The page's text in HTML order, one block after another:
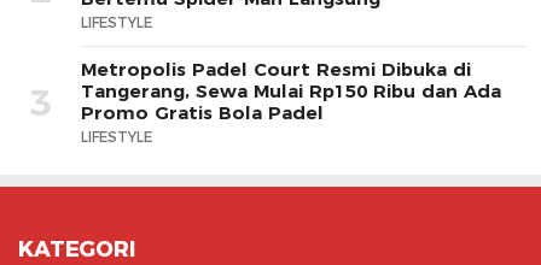
LIFESTYLE
3
Metropolis Padel Court Resmi Dibuka di
Tangerang, Sewa Mulai Rp150 Ribu dan Ada
Promo Gratis Bola Padel
LIFESTYLE
KATEGORI